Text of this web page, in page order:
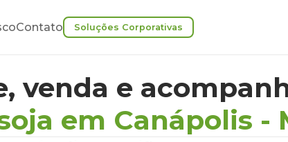
Contato Soluções Corporativas
venda e
em Canápolis -